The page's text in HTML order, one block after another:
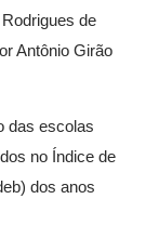
de
Antônio Girão
das escolas
no Índice de
dos anos